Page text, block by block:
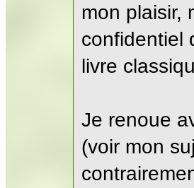
mon plaisir,
confidentiel
livre
Je renoue
(voir mon